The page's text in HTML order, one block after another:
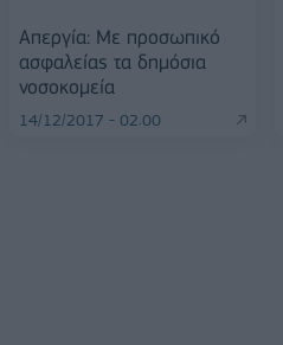
Απεργία: Με προσωπικό
ασφαλείας τα δημόσια
νοσοκομεία
14/12/2017 - 02:00